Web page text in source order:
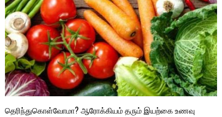
தெரிந்துகொள்வோமா? ஆரோக்கியம் தரும் இயற்கை உணவு